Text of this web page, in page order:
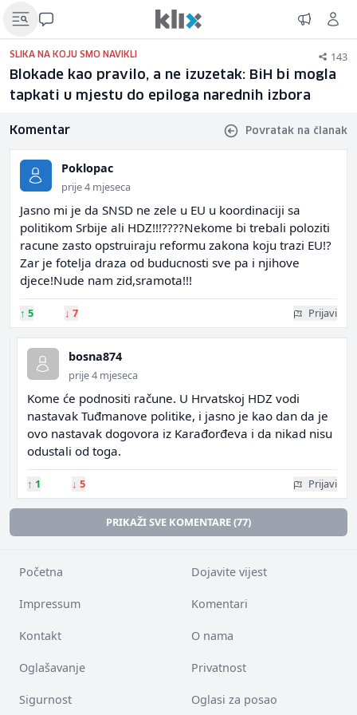
SLIKA NA KOJU SMO NAVIKLI 143
Blokade kao pravilo, a ne izuzetak: BiH bi mogla
tapkati u mjestu do epiloga narednih izbora
Komentar Povratak na članak
Poklopac
prije 4 mjeseca
Jasno mi je da SNSD ne zele u EU u koordinaciji sa
politikom Srbije ali HDZ!!!????Nekome bi trebali poloziti
racune zasto opstruiraju reformu zakona koju trazi EU!?
Zar je fotelja draza od buducnosti sve pa i njihove
djece!Nude nam zid,sramota!!!
↑ 5 ↓ 7 Prijavi
bosna874
prije 4 mjeseca
Kome će podnositi račune. U Hrvatskoj HDZ vodi
nastavak Tuđmanove politike, i jasno je kao dan da je
ovo nastavak dogovora iz Karađorđeva i da nikad nisu
odustali od toga.
↑ 1 ↓ 5 Prijavi
PRIKAŽI SVE KOMENTARE (77)
Početna Dojavite vijest
Impressum Komentari
Kontakt O nama
Oglašavanje Privatnost
Sigurnost Oglasi za posao